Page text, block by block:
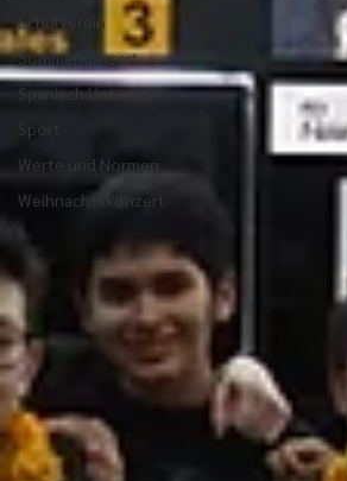
Schulverein
Sommerkonzert
Spanisch Unterricht
Sport
Werte und Normen
Weihnachtskonzert